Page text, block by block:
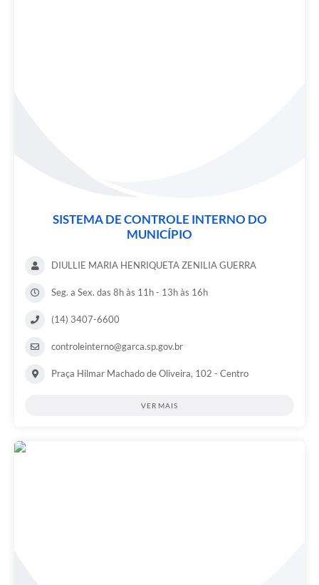
SISTEMA DE CONTROLE INTERNO DO
MUNICÍPIO
DIULLIE MARIA HENRIQUETA ZENILIA GUERRA
Seg. a Sex. das 8h às 11h - 13h às 16h
(14) 3407-6600
controleinterno@garca.sp.gov.br
Praça Hilmar Machado de Oliveira, 102 - Centro
VER MAIS